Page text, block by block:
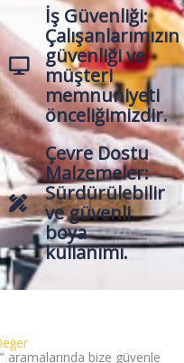
İş Güvenliği:
Çalışanlarımızın
güvenliği ve
müşteri
memnuniyeti
önceliğimizdir.
Çevre Dostu
Malzemeler:
Sürdürülebilir
ve güvenli
boya
kullanımı.
aramalarında bize güvenle